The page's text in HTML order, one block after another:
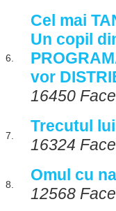
6.
Cel mai
Un copil
vor
16450
7.
Trecutul
16324
8.
Omul cu
12568